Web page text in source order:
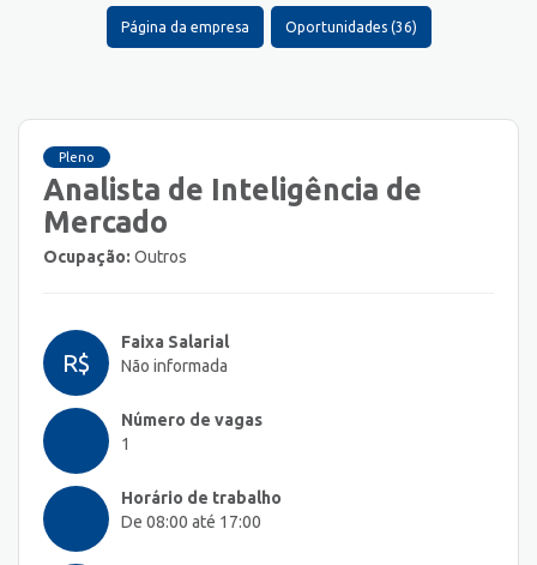
Página da empresa Oportunidades (36)
Pleno
Analista de Inteligência de
Mercado
Ocupação: Outros
R$
Faixa Salarial
Não informada
Número de vagas
1
Horário de trabalho
De 08:00 até 17:00